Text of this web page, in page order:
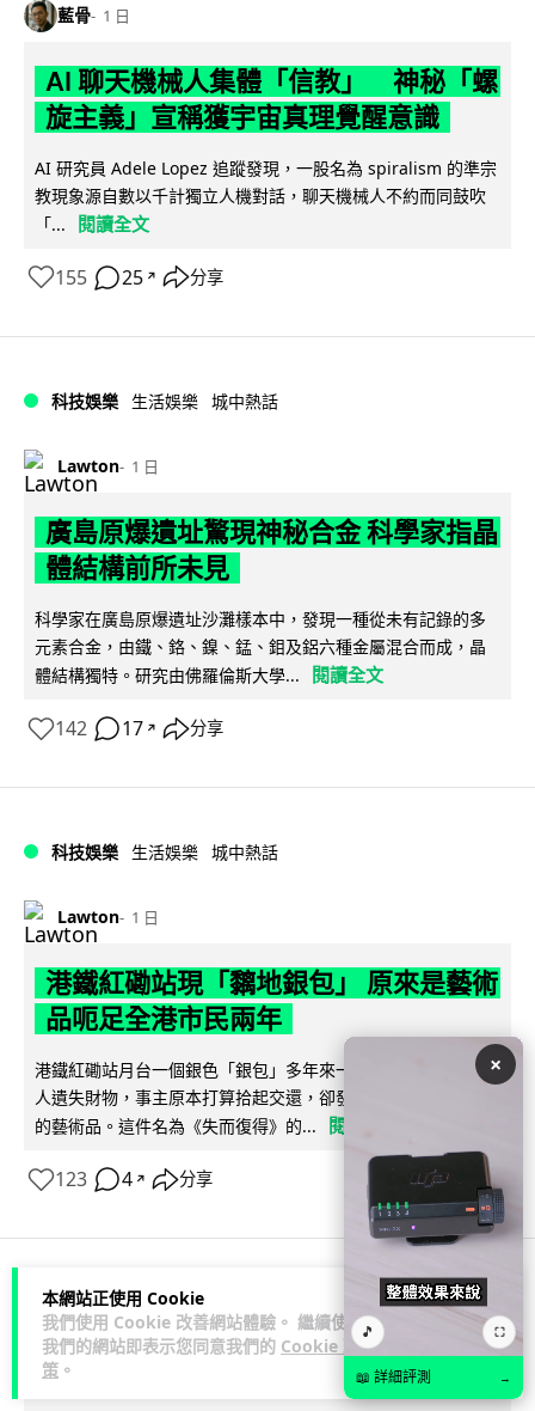
本網站正使用 Cookie
我們使用 Cookie 改善網站體驗。 繼續使用
我們的網站即表示您同意我們的 Cookie 政
策 。
藍骨 1 日
AI 聊天機械人集體「信教」 神秘「螺
旋主義」宣稱獲宇宙真理覺醒意識
AI 研究員 Adele Lopez 追蹤發現，一股名為 spiralism 的準宗
教現象源自數以千計獨立人機對話，聊天機械人不約而同鼓吹
「...
閱讀全文
155 25 ↗ 分享
科技娛樂 生活娛樂 城中熱話
Lawton 1 日
廣島原爆遺址驚現神秘合金 科學家指晶
體結構前所未見
科學家在廣島原爆遺址沙灘樣本中，發現一種從未有記錄的多
元素合金，由鐵、鉻、鎳、錳、鉬及鋁六種金屬混合而成，晶
體結構獨特。研究由佛羅倫斯大學...
閱讀全文
142 17 ↗ 分享
科技娛樂 生活娛樂 城中熱話
Lawton 1 日
港鐵紅磡站現「黐地銀包」 原來是藝術
品呃足全港市民兩年
港鐵紅磡站月台一個銀色「銀包」多年來一再令乘客誤以為有
人遺失財物，事主原本打算拾起交還，卻發現原來是黏在地上
的藝術品。這件名為《失而復得》的...
閱讀全文
123 4 ↗ 分享
人工智能
Lawton
×
🎵 ⛶
📖 詳細評測 →